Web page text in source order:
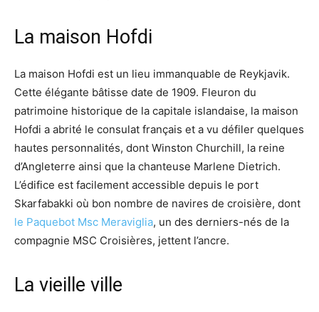
La maison Hofdi
La maison Hofdi est un lieu immanquable de Reykjavik.
Cette élégante bâtisse date de 1909. Fleuron du
patrimoine historique de la capitale islandaise, la maison
Hofdi a abrité le consulat français et a vu défiler quelques
hautes personnalités, dont Winston Churchill, la reine
d’Angleterre ainsi que la chanteuse Marlene Dietrich.
L’édifice est facilement accessible depuis le port
Skarfabakki où bon nombre de navires de croisière, dont
le Paquebot Msc Meraviglia, un des derniers-nés de la
compagnie MSC Croisières, jettent l’ancre.
La vieille ville